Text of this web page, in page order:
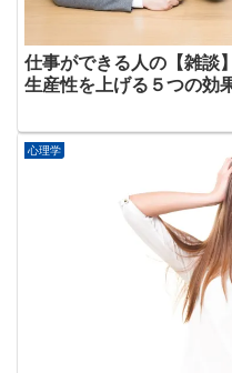
仕事ができる人の【雑談
生産性を上げる５つの効
心理学